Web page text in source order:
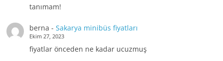
tanımam!
berna - Sakarya minibüs fiyatları
Ekim 27, 2023
fiyatlar önceden ne kadar ucuzmuş